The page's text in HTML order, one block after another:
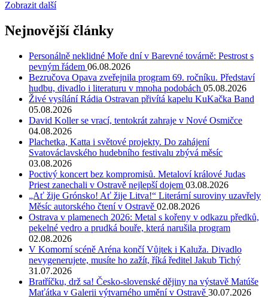
Zobrazit další
Nejnovější články
Personálně neklidné Moře dní v Barevné továrně: Pestrost s
pevným řádem 06.08.2026
Bezručova Opava zveřejnila program 69. ročníku. Představí
hudbu, divadlo i literaturu v mnoha podobách 05.08.2026
Živé vysílání Rádia Ostravan přivítá kapelu KuKačka Band
05.08.2026
David Koller se vrací, tentokrát zahraje v Nové Osmičce
04.08.2026
Plachetka, Katta i světové projekty. Do zahájení
Svatováclavského hudebního festivalu zbývá měsíc
03.08.2026
Poctivý koncert bez kompromisů. Metaloví králové Judas
Priest zanechali v Ostravě nejlepší dojem 03.08.2026
„Ať žije Grónsko! Ať žije Litva!“ Literární suroviny uzavřely
Měsíc autorského čtení v Ostravě 02.08.2026
Ostrava v plamenech 2026: Metal s kořeny v odkazu předků,
pekelné vedro a prudká bouře, která narušila program
02.08.2026
V Komorní scéně Aréna končí Vůjtek i Kaluža. Divadlo
nevygenerujete, musíte ho zažít, říká ředitel Jakub Tichý
31.07.2026
Bratříčku, drž sa! Česko-slovenské dějiny na výstavě Matúše
Maťátka v Galerii výtvarného umění v Ostravě 30.07.2026